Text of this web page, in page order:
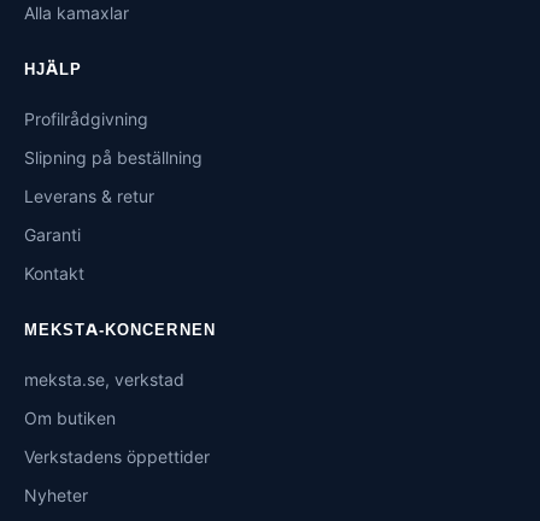
Alla kamaxlar
HJÄLP
Profilrådgivning
Slipning på beställning
Leverans & retur
Garanti
Kontakt
MEKSTA-KONCERNEN
meksta.se, verkstad
Om butiken
Verkstadens öppettider
Nyheter